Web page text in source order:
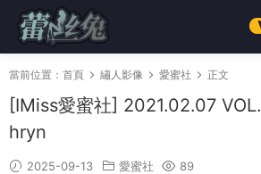
當前位置： 首頁 繡人影像 愛蜜社 正文
[IMiss愛蜜社] 2021.02.07
hryn
2025-09-13 愛蜜社 89